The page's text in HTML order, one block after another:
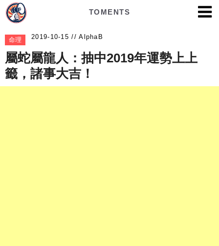
TOMENTS
命理 AlphaB
屬蛇屬龍人：抽中2019年運勢上上
籤，諸事大吉！